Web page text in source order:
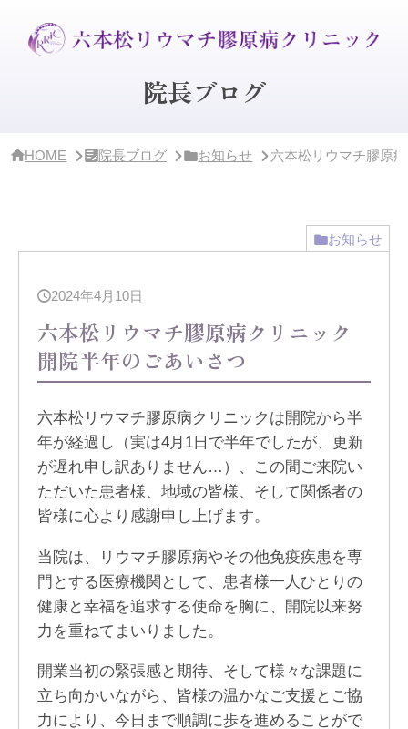
院長ブログ
HOME 院長ブログ お知らせ 六本松リウマチ膠原
お知らせ
2024年4月10日
六本松リウマチ膠原病クリニック
開院半年のごあいさつ
六本松リウマチ膠原病クリニックは開院から半
年が経過し（実は4月1日で半年でしたが、更新
が遅れ申し訳ありません…）、この間ご来院い
ただいた患者様、地域の皆様、そして関係者の
皆様に心より感謝申し上げます。
当院は、リウマチ膠原病やその他免疫疾患を専
門とする医療機関として、患者様一人ひとりの
健康と幸福を追求する使命を胸に、開院以来努
力を重ねてまいりました。
開業当初の緊張感と期待、そして様々な課題に
立ち向かいながら、皆様の温かなご支援とご協
力により、今日まで順調に歩を進めることがで